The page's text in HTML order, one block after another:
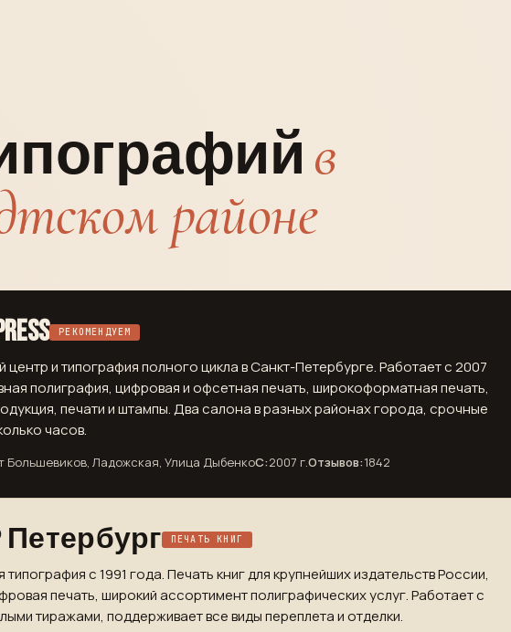
в
районе
РЕКОМЕНДУЕМ
центр и типография полного цикла в Санкт-Петербурге. Работает с 2007
полиграфия, цифровая и офсетная печать, широкоформатная печать,
печати и штампы. Два салона в разных районах города, срочные
часов.
Большевиков, Ладожская, Улица ДыбенкоС:2007 г.Отзывов:1842
ПЕЧАТЬ КНИГ
с 1991 года. Печать книг для крупнейших издательств России,
печать, широкий ассортимент полиграфических услуг. Работает с
тиражами, поддерживает все виды переплета и отделки.